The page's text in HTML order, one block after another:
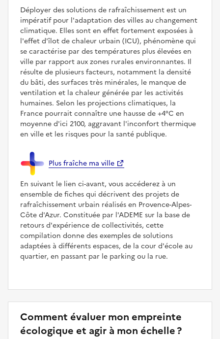
Déployer des solutions de rafraîchissement est un
impératif pour l'adaptation des villes au changement
climatique. Elles sont en effet fortement exposées à
l'effet d'îlot de chaleur urbain (ICU), phénomène qui
se caractérise par des températures plus élevées en
ville par rapport aux zones rurales environnantes. Il
résulte de plusieurs facteurs, notamment la densité
du bâti, des surfaces très minérales, le manque de
ventilation et la chaleur générée par les activités
humaines. Selon les projections climatiques, la
France pourrait connaître une hausse de +4°C en
moyenne d'ici 2100, aggravant l'inconfort thermique
en ville et les risques pour la santé publique.
Plus fraîche ma ville
En suivant le lien ci-avant, vous accéderez à un
ensemble de fiches qui décrivent des projets de
rafraîchissement urbain réalisés en Provence-Alpes-
Côte d'Azur. Constituée par l'ADEME sur la base de
retours d'expérience de collectivités, cette
compilation donne des exemples de solutions
adaptées à différents espaces, de la cour d'école au
quartier, en passant par le parking ou la rue.
Comment évaluer mon empreinte
écologique et agir à mon échelle ?